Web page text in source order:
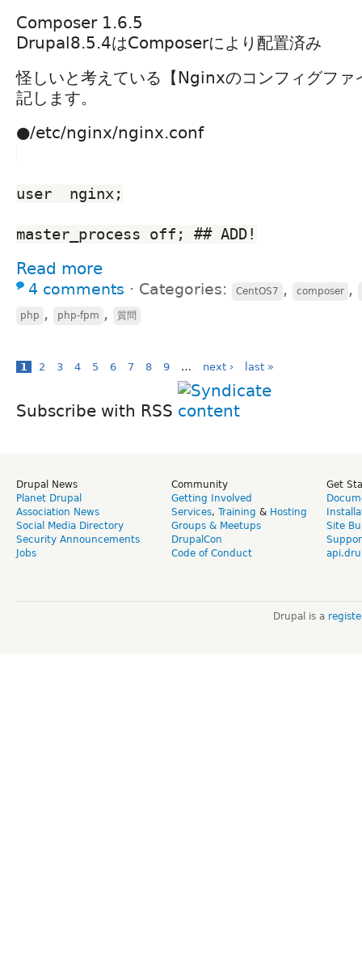
Composer 1.6.5
Drupal8.5.4はComposerにより配置済み
怪しいと考えている【Nginxのコンフィグファ
記します。
●/etc/nginx/nginx.conf
user  nginx;
master_process off; ## ADD!
Read more
4 comments ⋅ Categories: CentOS7 , composer ,
php , php-fpm , 質問
1 2 3 4 5 6 7 8 9 … next › last »
Subscribe with RSS
Drupal News
Planet Drupal
Association News
Social Media Directory
Security Announcements
Jobs
Community
Getting Involved
Services, Training & Hosting
Groups & Meetups
DrupalCon
Code of Conduct
Get
Site
Drupal is a